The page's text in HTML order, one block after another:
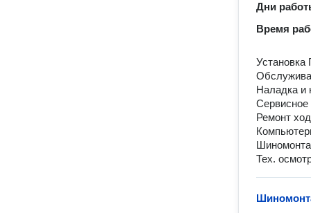
Дни
Время
Установка
Наладка и
Сервисное
Ремонт
Тех.